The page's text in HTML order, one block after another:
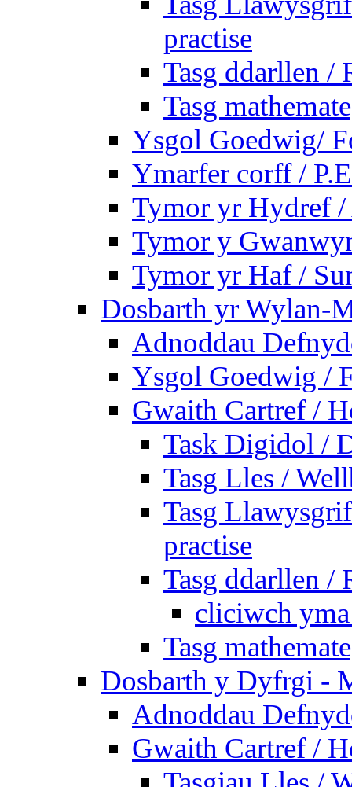
practise
Tasg ddarllen /
Tasg
Ysgol Goedwig/
Ymarfer corff /
Tymor yr Hydref
Tymor y
Tymor yr Haf /
Dosbarth yr Wylan-
Adnoddau
Ysgol Goedwig /
Gwaith Cartref /
Task Digidol /
Tasg Lles /
Tasg
practise
Tasg ddarllen /
cliciwch
Tasg
Dosbarth y Dyfrgi -
Adnoddau
Gwaith Cartref /